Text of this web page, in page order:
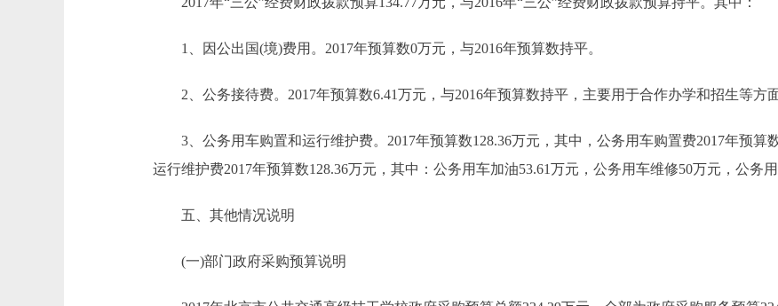
1、因公出国(境)费用。2017年预算数0万元，与2016年预算数持平。
2、公务接待费。2017年预算数6.41万元，与2016年预算数持平，主要用于合作办学和招生等方面
3、公务用车购置和运行维护费。2017年预算数128.36万元，其中，公务用车购置费2017年预算
运行维护费2017年预算数128.36万元，其中：公务用车加油53.61万元，公务用车维修50万元，公务
五、其他情况说明
(一)部门政府采购预算说明